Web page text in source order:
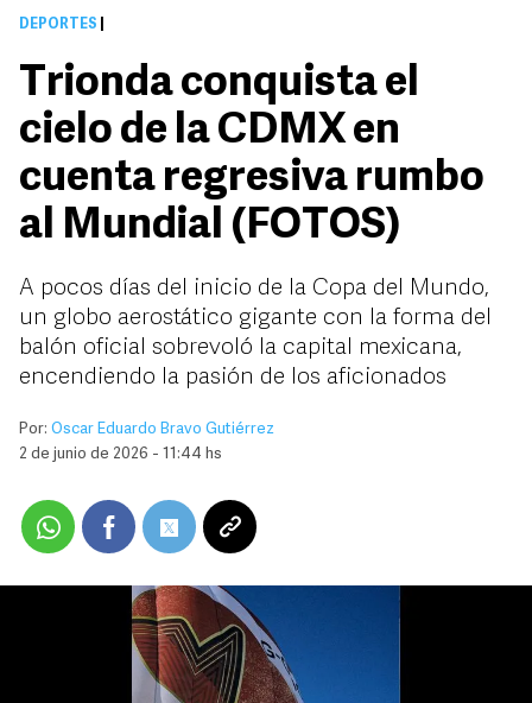
DEPORTES
Trionda conquista el
cielo de la CDMX en
cuenta regresiva rumbo
al Mundial (FOTOS)
A pocos días del inicio de la Copa del Mundo,
un globo aerostático gigante con la forma del
balón oficial sobrevoló la capital mexicana,
encendiendo la pasión de los aficionados
Por: Oscar Eduardo Bravo Gutiérrez
2 de junio de 2026 - 11:44 hs